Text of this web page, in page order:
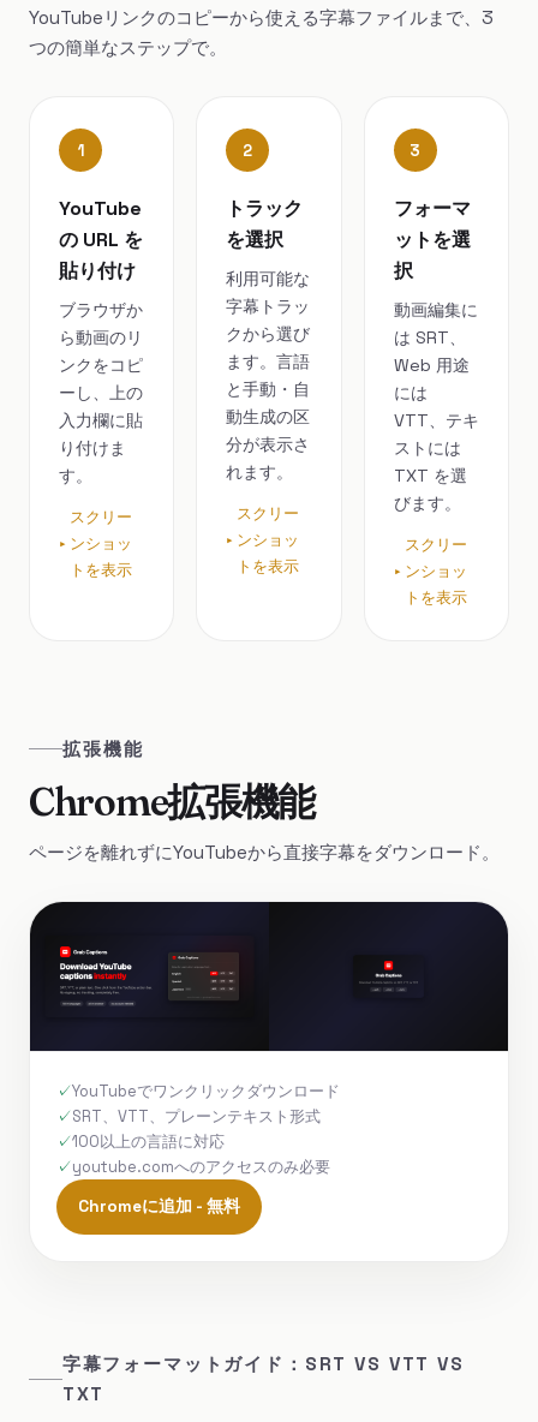
YouTubeリンクのコピーから使える字幕ファイルまで、3
つの簡単なステップで。
1
YouTube
の URL を
貼り付け
ブラウザか
ら動画のリ
ンクをコピ
ーし、上の
入力欄に貼
り付けま
す。
スクリー
ンショッ
トを表示
2
トラック
を選択
利用可能な
字幕トラッ
クから選び
ます。言語
と手動・自
動生成の区
分が表示さ
れます。
スクリー
ンショッ
トを表示
3
フォーマ
ットを選
択
動画編集に
は SRT、
Web 用途
には
VTT、テキ
ストには
TXT を選
びます。
スクリー
ンショッ
トを表示
拡張機能
Chrome拡張機能
ページを離れずにYouTubeから直接字幕をダウンロード。
YouTubeでワンクリックダウンロード
SRT、VTT、プレーンテキスト形式
100以上の言語に対応
youtube.comへのアクセスのみ必要
Chromeに追加 - 無料
字幕フォーマットガイド：SRT VS VTT VS
TXT